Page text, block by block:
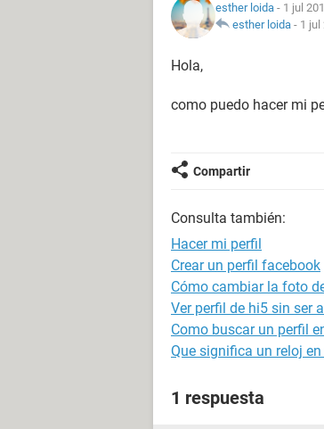
esther loida - 1 jul
esther loida - 1 jul
Hola,
como puedo hacer mi
Compartir
Consulta también:
Hacer mi perfil
Crear un perfil facebook
Cómo cambiar la foto
Ver perfil de hi5 sin ser
Como buscar un perfil
Que significa un reloj
1 respuesta